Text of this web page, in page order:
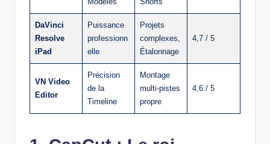
DaVinci
Resolve
iPad
Puissance
professionn
elle
Projets
complexes,
Étalonnage
4,7 / 5
VN Video
Editor
Précision
de la
Timeline
Montage
multi-pistes
propre
4,6 / 5